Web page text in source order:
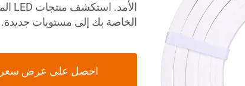
الخاصة بك إلى مستويات جديدة.
احصل على عرض سعر